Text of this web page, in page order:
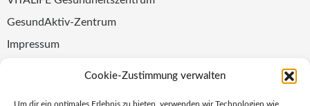
Cookie-Zustimmung verwalten
Um dir ein optimales Erlebnis zu bieten, verwenden wir Technologien wie
GesundAktiv-Zentrum
Impressum